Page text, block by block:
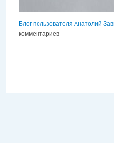
Блог пользователя Анатолий
комментариев